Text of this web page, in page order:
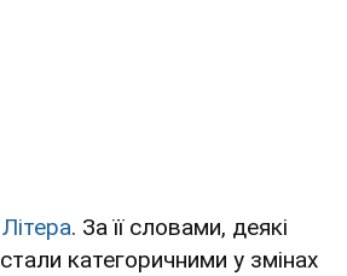
Літера. За її словами, деякі
категоричними у змінах